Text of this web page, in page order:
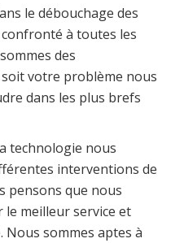
le débouchage des
à toutes les
des
votre problème nous
dans les plus brefs
technologie nous
interventions de
pensons que nous
meilleur service et
sommes aptes à